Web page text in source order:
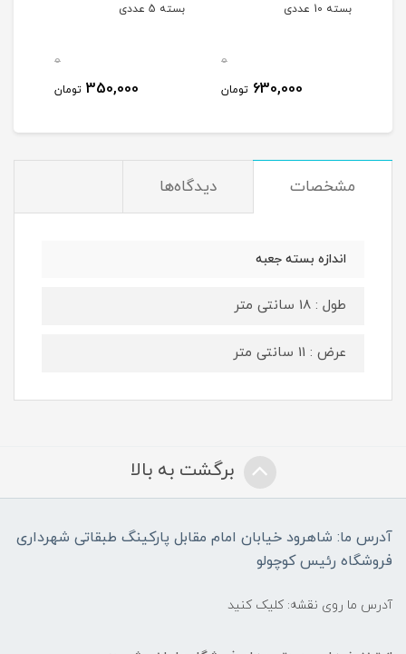
بسته 10 عددی
0
630,000 تومان
بسته 5 عددی
0
350,000 تومان
مشخصات دیدگاه‌ها
اندازه بسته جعبه
طول : 18 سانتی متر
عرض : 11 سانتی متر
برگشت به بالا
آدرس ما: شاهرود خیابان امام مقابل پارکینگ طبقاتی شهرداری
فروشگاه رئیس کوچولو
آدرس ما روی نقشه: کلیک کنید